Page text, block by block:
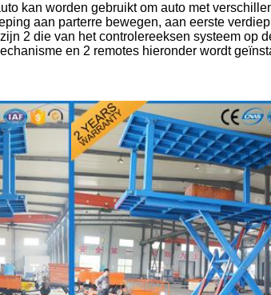
kan worden gebruikt om auto met
aan parterre bewegen, aan eerste
2 die van het controlereeksen systeem op
en 2 remotes hieronder wordt